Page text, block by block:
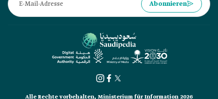
Abonnieren
Alle Rechte vorbehalten, Ministerium für Information 2026